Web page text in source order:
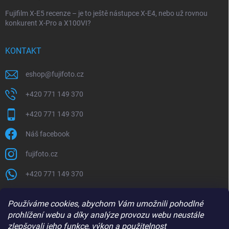
Používáme cookies, abychom Vám umožnili pohodlné
prohlížení webu a díky analýze provozu webu neustále
zlepšovali jeho funkce, výkon a použitelnost
Fujifilm X-E5 recenze – je to ještě nástupce X-E4, nebo už rovnou
konkurent X-Pro a X100VI?
KONTAKT
eshop@fujifoto.cz
+420 771 149 370
+420 771 149 370
Náš facebook
fujifoto.cz
+420 771 149 370
PŘIJÍMÁME ONLINE PLATBY